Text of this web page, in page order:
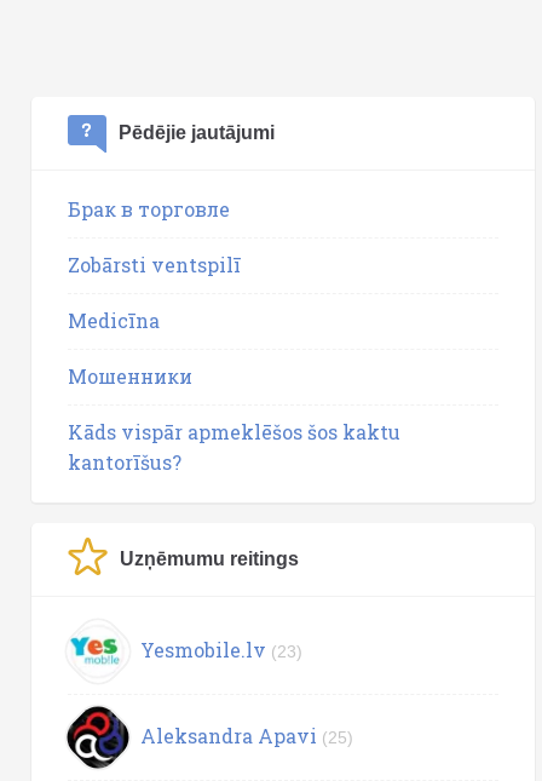
Pēdējie jautājumi
Брак в торговле
Zobārsti ventspilī
Medicīna
Мошенники
Kāds vispār apmeklēšos šos kaktu
kantorīšus?
Uzņēmumu reitings
Yesmobile.lv (23)
Aleksandra Apavi (25)